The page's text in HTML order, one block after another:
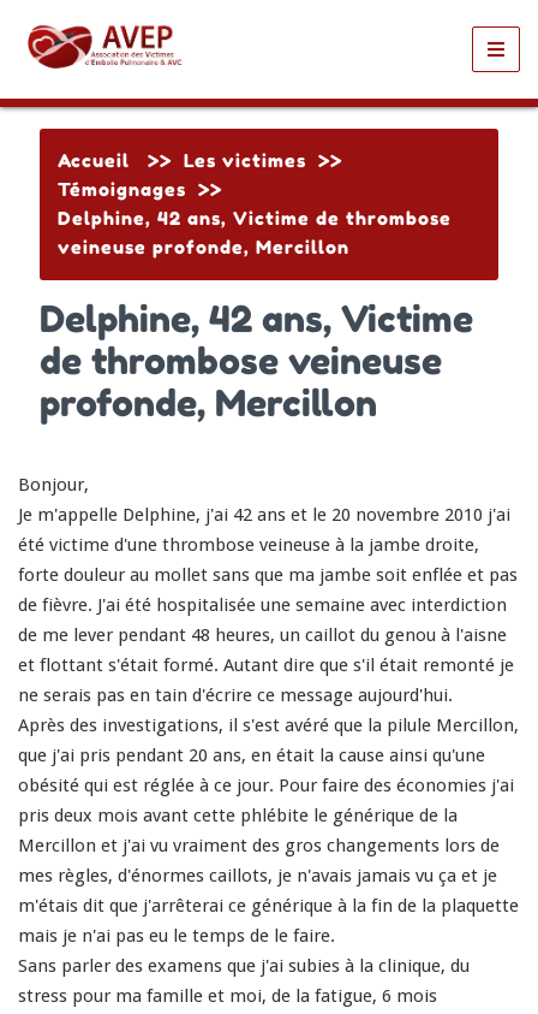
Accueil >> Les victimes >>
Témoignages >>
Delphine, 42 ans, Victime de thrombose
veineuse profonde, Mercillon
Delphine, 42 ans, Victime
de thrombose veineuse
profonde, Mercillon
Bonjour,
Je m'appelle Delphine, j'ai 42 ans et le 20 novembre 2010 j'ai
été victime d'une thrombose veineuse à la jambe droite,
forte douleur au mollet sans que ma jambe soit enflée et pas
de fièvre. J'ai été hospitalisée une semaine avec interdiction
de me lever pendant 48 heures, un caillot du genou à l'aisne
et flottant s'était formé. Autant dire que s'il était remonté je
ne serais pas en tain d'écrire ce message aujourd'hui.
Après des investigations, il s'est avéré que la pilule Mercillon,
que j'ai pris pendant 20 ans, en était la cause ainsi qu'une
obésité qui est réglée à ce jour. Pour faire des économies j'ai
pris deux mois avant cette phlébite le générique de la
Mercillon et j'ai vu vraiment des gros changements lors de
mes règles, d'énormes caillots, je n'avais jamais vu ça et je
m'étais dit que j'arrêterai ce générique à la fin de la plaquette
mais je n'ai pas eu le temps de le faire.
Sans parler des examens que j'ai subies à la clinique, du
stress pour ma famille et moi, de la fatigue, 6 mois